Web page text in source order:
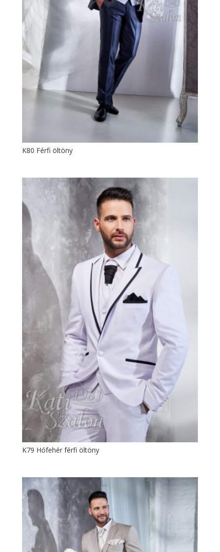
K80 Férfi öltöny
K79 Hófehér férfi öltöny